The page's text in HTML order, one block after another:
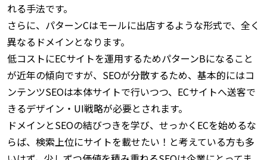
れる手法です。
さらに、パターンCはモールに出店するような形式で、全く
異なるドメインとなります。
低コストにECサイトを運用するためパターンBになること
が近年の傾向ですが、SEOが分散するため、基本的にはコ
ンテンツSEOは本体サイトで行いつつ、ECサイトへ送客で
きるデザイン・UI戦略が必要とされます。
ドメインとSEOの結びつきを学び、せっかくECを始めるな
らば、検索上位にサイトを載せたい！と考えている方も多